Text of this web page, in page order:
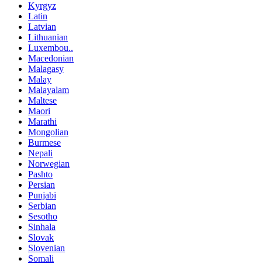
Kyrgyz
Latin
Latvian
Lithuanian
Luxembou..
Macedonian
Malagasy
Malay
Malayalam
Maltese
Maori
Marathi
Mongolian
Burmese
Nepali
Norwegian
Pashto
Persian
Punjabi
Serbian
Sesotho
Sinhala
Slovak
Slovenian
Somali